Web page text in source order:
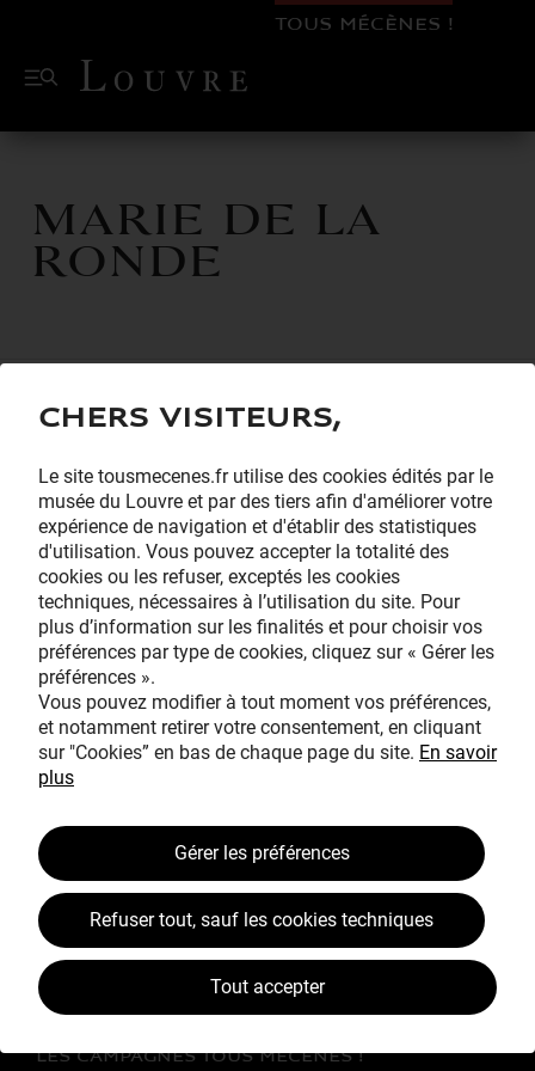
TOUS MÉCÈNES !
Marie de la
Ronde
Avec le mécénat
exceptionnel de
TOUS MÉCÈNES !
L’ŒUVRE À LA LOUPE
JEAN SIMEON CHARDIN
VOS CONTREPARTIES
ACTUALITÉS
LES CAMPAGNES TOUS MÉCÈNES !
Chers visiteurs,
Le site tousmecenes.fr utilise des cookies édités par le
musée du Louvre et par des tiers afin d'améliorer votre
expérience de navigation et d'établir des statistiques
d'utilisation. Vous pouvez accepter la totalité des
cookies ou les refuser, exceptés les cookies
techniques, nécessaires à l’utilisation du site. Pour
plus d’information sur les finalités et pour choisir vos
préférences par type de cookies, cliquez sur « Gérer les
préférences ».
Vous pouvez modifier à tout moment vos préférences,
et notamment retirer votre consentement, en cliquant
sur "Cookies” en bas de chaque page du site. En savoir
plus
Gérer les préférences
Refuser tout, sauf les cookies techniques
Tout accepter